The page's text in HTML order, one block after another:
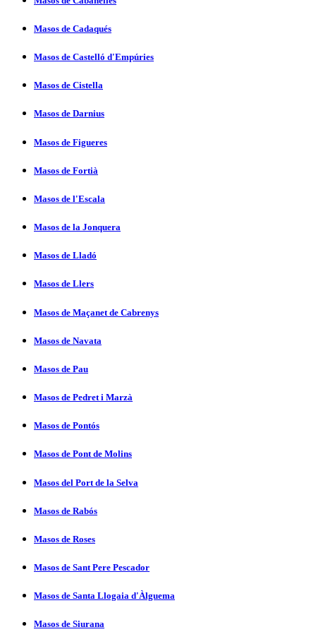
Masos de Cadaqués
Masos de Castelló d'Empúries
Masos de Cistella
Masos de Darnius
Masos de Figueres
Masos de Fortià
Masos de l'Escala
Masos de la Jonquera
Masos de Lladó
Masos de Llers
Masos de Maçanet de Cabrenys
Masos de Navata
Masos de Pau
Masos de Pedret i Marzà
Masos de Pontós
Masos de Pont de Molins
Masos del Port de la Selva
Masos de Rabós
Masos de Roses
Masos de Sant Pere Pescador
Masos de Santa Llogaia d'Àlguema
Masos de Siurana